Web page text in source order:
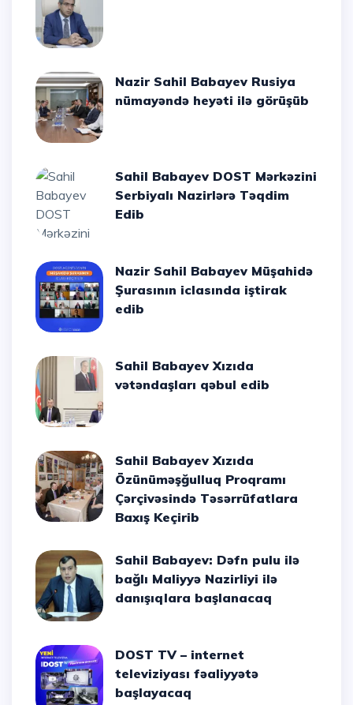
Nazir Sahil Babayev Rusiya
nümayəndə heyəti ilə görüşüb
Sahil Babayev DOST Mərkəzini
Serbiyalı Nazirlərə Təqdim
Edib
Nazir Sahil Babayev Müşahidə
Şurasının iclasında iştirak
edib
Sahil Babayev Xızıda
vətəndaşları qəbul edib
Sahil Babayev Xızıda
Özünüməşğulluq Proqramı
Çərçivəsində Təsərrüfatlara
Baxış Keçirib
Sahil Babayev: Dəfn pulu ilə
bağlı Maliyyə Nazirliyi ilə
danışıqlara başlanacaq
DOST TV – internet
televiziyası fəaliyyətə
başlayacaq